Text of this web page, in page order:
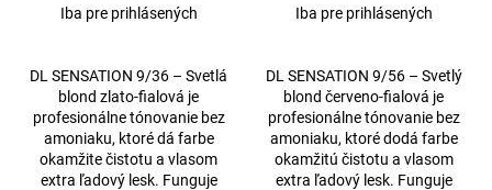
60 ml
Iba pre prihlásených
DL SENSATION 9/36 – Svetlá
blond zlato-fialová je
profesionálne tónovanie bez
amoniaku, ktoré dá farbe
okamžite čistotu a vlasom
extra ľadový lesk. Funguje
fialová 60 ml
Iba pre prihlásených
DL SENSATION 9/56 – Svetlý
blond červeno-fialová je
profesionálne tónovanie bez
amoniaku, ktoré dodá farbe
okamžitú čistotu a vlasom
extra ľadový lesk. Funguje